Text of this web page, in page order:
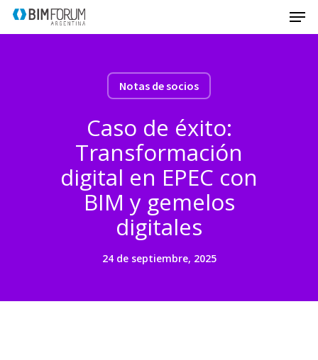
Notas de socios
Caso de éxito:
Transformación
digital en EPEC con
BIM y gemelos
digitales
24 de septiembre, 2025